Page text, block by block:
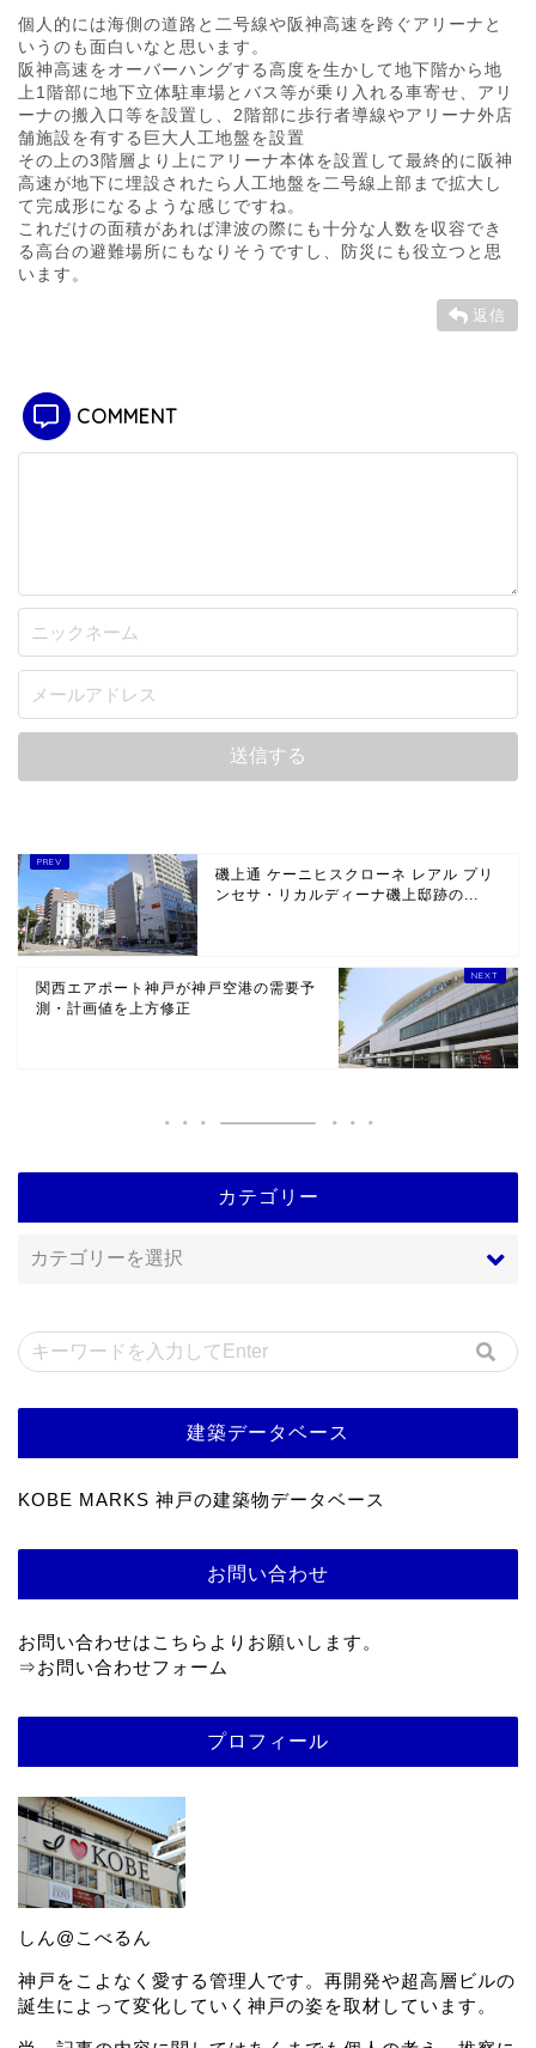
個人的には海側の道路と二号線や阪神高速を跨ぐアリーナと
いうのも面白いなと思います。
阪神高速をオーバーハングする高度を生かして地下階から地
上1階部に地下立体駐車場とバス等が乗り入れる車寄せ、アリ
ーナの搬入口等を設置し、2階部に歩行者導線やアリーナ外店
舗施設を有する巨大人工地盤を設置
その上の3階層より上にアリーナ本体を設置して最終的に阪神
高速が地下に埋設されたら人工地盤を二号線上部まで拡大し
て完成形になるような感じですね。
これだけの面積があれば津波の際にも十分な人数を収容でき
る高台の避難場所にもなりそうですし、防災にも役立つと思
います。
返信
COMMENT
磯上通 ケーニヒスクローネ レアル プリ
ンセサ・リカルディーナ磯上邸跡の...
関西エアポート神戸が神戸空港の需要予
測・計画値を上方修正
カテゴリー
建築データベース
KOBE MARKS 神戸の建築物データベース
お問い合わせ
お問い合わせはこちらよりお願いします。
⇒お問い合わせフォーム
プロフィール
しん@こべるん
神戸をこよなく愛する管理人です。再開発や超高層ビルの
誕生によって変化していく神戸の姿を取材しています。